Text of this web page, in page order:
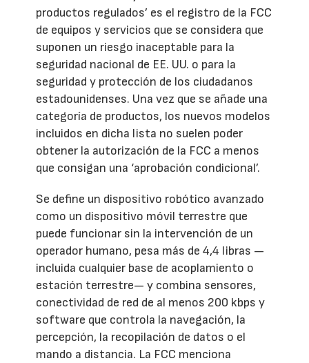
productos regulados’ es el registro de la FCC
de equipos y servicios que se considera que
suponen un riesgo inaceptable para la
seguridad nacional de EE. UU. o para la
seguridad y protección de los ciudadanos
estadounidenses. Una vez que se añade una
categoría de productos, los nuevos modelos
incluidos en dicha lista no suelen poder
obtener la autorización de la FCC a menos
que consigan una ‘aprobación condicional’.
Se define un dispositivo robótico avanzado
como un dispositivo móvil terrestre que
puede funcionar sin la intervención de un
operador humano, pesa más de 4,4 libras —
incluida cualquier base de acoplamiento o
estación terrestre— y combina sensores,
conectividad de red de al menos 200 kbps y
software que controla la navegación, la
percepción, la recopilación de datos o el
mando a distancia. La FCC menciona